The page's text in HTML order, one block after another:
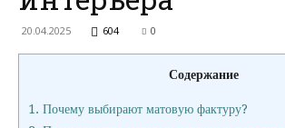
20.04.2025 604 0
Содержание
1. Почему выбирают матовую фактуру?